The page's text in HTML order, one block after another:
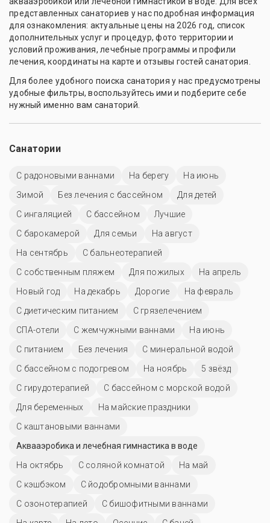
представленных санаториев у нас подробная информация
для ознакомления: актуальные цены на 2026 год, список
дополнительных услуг и процедур, фото территории и
условий проживания, лечебные программы и профили
лечения, координаты на карте и отзывы гостей санатория.
Для более удобного поиска санатория у нас предусмотрены
удобные фильтры, воспользуйтесь ими и подберите себе
нужный именно вам санаторий.
Санатории
С радоновыми ваннами На берегу
На июнь
Зимой
Без лечения с бассейном
Для детей
С ингаляцией
C бассейном
Лучшие
С барокамерой
Для семьи
На август
На сентябрь
С бальнеотерапией
С собственным пляжем
Для пожилых
На апрель
Новый год
На декабрь Дорогие
На февраль
С диетическим питанием
С грязелечением
СПА-отели
С жемчужными ваннами
На июнь
С питанием
Без лечения
С минеральной водой
С бассейном с подогревом
На ноябрь
5 звёзд
С гирудотерапией
С бассейном с морской водой
Для беременных
На майские праздники
С каштановыми ваннами
Аквааэробика и лечебная гимнастика в воде
На октябрь
С соляной комнатой
На май
С кэшбэком
С йодобромными ваннами
С озонотерапией
С бишофитными ваннами